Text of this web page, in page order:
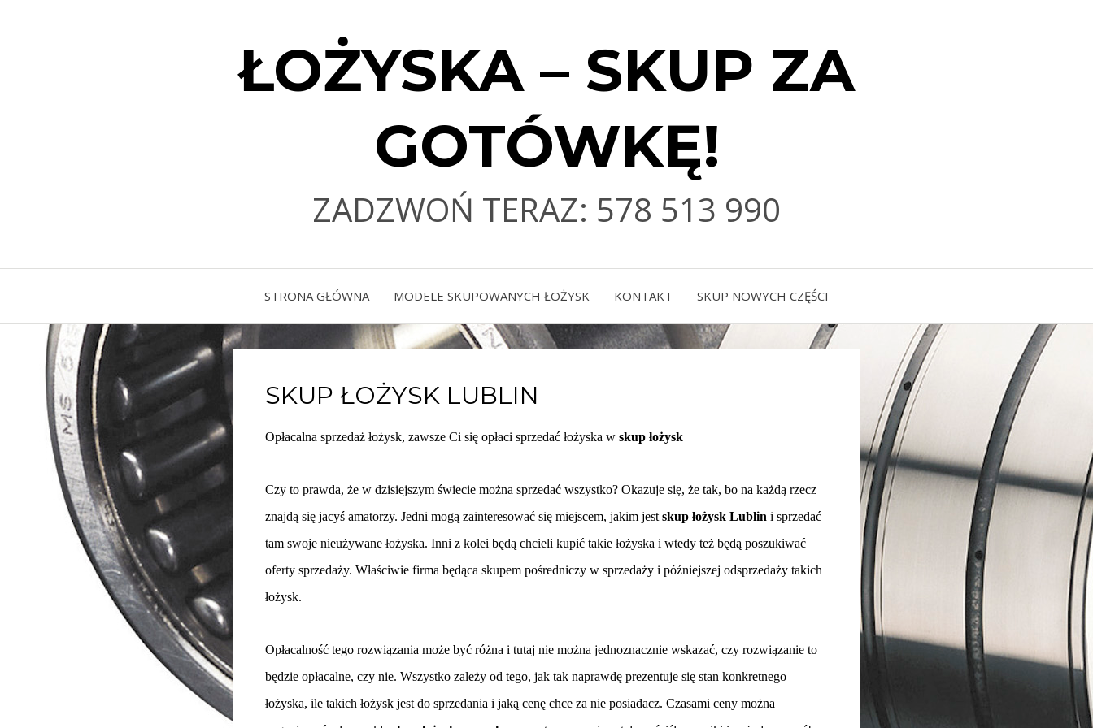
ŁOŻYSKA – SKUP ZA
GOTÓWKĘ!
ZADZWOŃ TERAZ: 578 513 990
STRONA GŁÓWNA MODELE SKUPOWANYCH ŁOŻYSK KONTAKT SKUP NOWYCH CZĘŚCI
SKUP ŁOŻYSK LUBLIN
Opłacalna sprzedaż łożysk, zawsze Ci się opłaci sprzedać łożyska w skup łożysk
Czy to prawda, że w dzisiejszym świecie można sprzedać wszystko? Okazuje się, że tak, bo na każdą rzecz
znajdą się jacyś amatorzy. Jedni mogą zainteresować się miejscem, jakim jest skup łożysk Lublin i sprzedać
tam swoje nieużywane łożyska. Inni z kolei będą chcieli kupić takie łożyska i wtedy też będą poszukiwać
oferty sprzedaży. Właściwie firma będąca skupem pośredniczy w sprzedaży i późniejszej odsprzedaży takich
łożysk.
Opłacalność tego rozwiązania może być różna i tutaj nie można jednoznacznie wskazać, czy rozwiązanie to
będzie opłacalne, czy nie. Wszystko zależy od tego, jak tak naprawdę prezentuje się stan konkretnego
łożyska, ile takich łożysk jest do sprzedania i jaką cenę chce za nie posiadacz. Czasami ceny można